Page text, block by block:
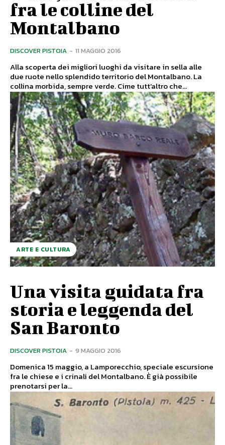
fra le colline del
Montalbano
DISCOVER PISTOIA - 11 MAGGIO 2016
Alla scoperta dei migliori luoghi da visitare in sella alle
due ruote nello splendido territorio del Montalbano. La
collina morbida, sempre verde. Cime tutt'altro che...
ARTE E CULTURA
Una visita guidata fra
storia e leggenda del
San Baronto
DISCOVER PISTOIA - 9 MAGGIO 2016
Domenica 15 maggio, a Lamporecchio, speciale escursione
fra le chiese e i crinali del Montalbano. È già possibile
prenotarsi per la...